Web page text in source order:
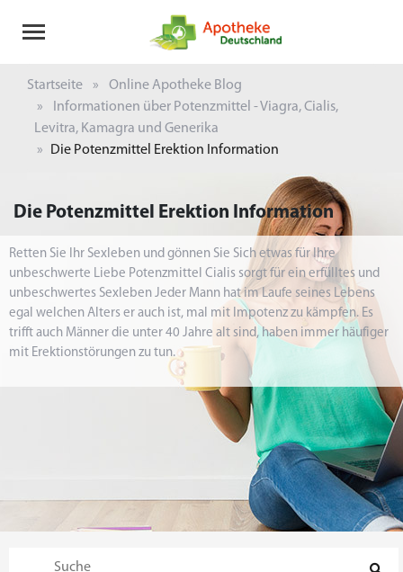
Startseite
Online Apotheke Blog
Informationen über Potenzmittel - Viagra, Cialis,
Levitra, Kamagra und Generika
Die Potenzmittel Erektion Information
Die Potenzmittel Erektion Information
Retten Sie Ihr Sexleben und gönnen Sie Sich etwas für Ihre
unbeschwerte Liebe Potenzmittel Cialis sorgt für ein erfülltes und
unbeschwertes Sexleben Jeder Mann hat im Laufe seines Lebens
egal welchen Alters er auch ist, mal mit Impotenz zu kämpfen. Es
trifft auch Männer die unter 40 Jahre alt sind, haben immer häufiger
mit Erektionstörungen zu tun.